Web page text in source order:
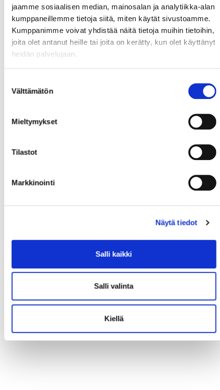
jaamme sosiaalisen median, mainosalan ja analytiikka-alan
kumppaneillemme tietoja siitä, miten käytät sivustoamme.
Kumppanimme voivat yhdistää näitä tietoja muihin tietoihin,
joita olet antanut heille tai joita on kerätty, kun olet käyttänyt
heidän palvelujaan.
valinta
Välttämätön
Mieltymykset
Tilastot
Markkinointi
Näytä tiedot
Salli kaikki
Salli valinta
Kiellä